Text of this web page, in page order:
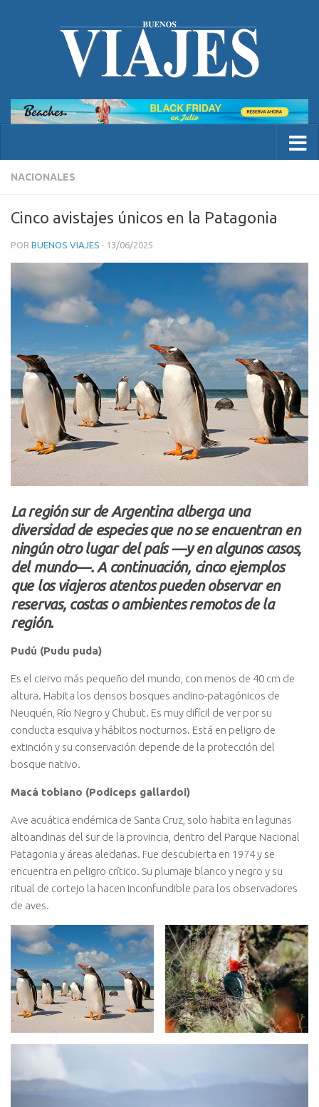
NACIONALES
Cinco avistajes únicos en la Patagonia
POR BUENOS VIAJES · 13/06/2025
La región sur de Argentina alberga una
diversidad de especies que no se encuentran en
ningún otro lugar del país —y en algunos casos,
del mundo—. A continuación, cinco ejemplos
que los viajeros atentos pueden observar en
reservas, costas o ambientes remotos de la
región.
Pudú (Pudu puda)
Es el ciervo más pequeño del mundo, con menos de 40 cm de
altura. Habita los densos bosques andino-patagónicos de
Neuquén, Río Negro y Chubut. Es muy difícil de ver por su
conducta esquiva y hábitos nocturnos. Está en peligro de
extinción y su conservación depende de la protección del
bosque nativo.
Macá tobiano (Podiceps gallardoi)
Ave acuática endémica de Santa Cruz, solo habita en lagunas
altoandinas del sur de la provincia, dentro del Parque Nacional
Patagonia y áreas aledañas. Fue descubierta en 1974 y se
encuentra en peligro crítico. Su plumaje blanco y negro y su
ritual de cortejo la hacen inconfundible para los observadores
de aves.